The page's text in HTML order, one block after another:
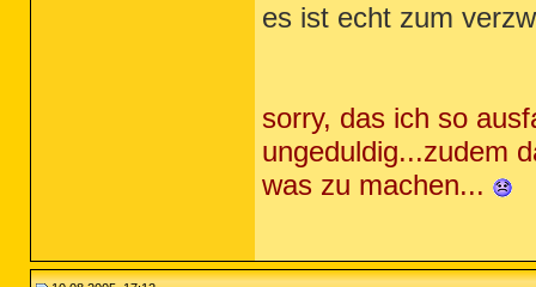
es ist echt zum
sorry, das ich so
ungeduldig...zudem
was zu machen...